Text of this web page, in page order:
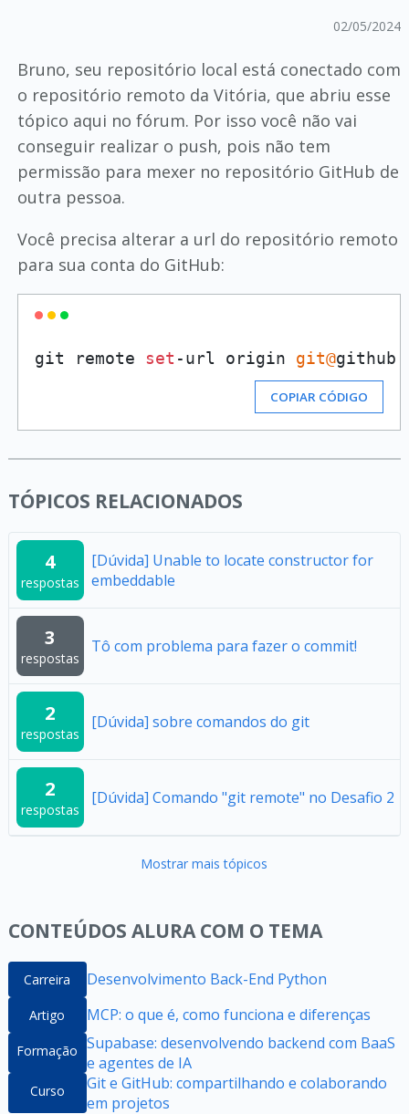
02/05/2024
Bruno, seu repositório local está conectado com
o repositório remoto da Vitória, que abriu esse
tópico aqui no fórum. Por isso você não vai
conseguir realizar o push, pois não tem
permissão para mexer no repositório GitHub de
outra pessoa.
Você precisa alterar a url do repositório remoto
para sua conta do GitHub:
git remote set -url origin git@
COPIAR CÓDIGO
TÓPICOS RELACIONADOS
4
respostas
[Dúvida] Unable to locate constructor for
embeddable
3
respostas
Tô com problema para fazer o commit!
2
respostas
[Dúvida] sobre comandos do git
2
respostas
[Dúvida] Comando "git remote" no Desafio 2
Mostrar mais tópicos
CONTEÚDOS ALURA COM O TEMA
Carreira Desenvolvimento Back-End Python
Artigo MCP: o que é, como funciona e diferenças
Formação Supabase: desenvolvendo backend com BaaS
e agentes de IA
Curso
Git e GitHub: compartilhando e colaborando
em projetos